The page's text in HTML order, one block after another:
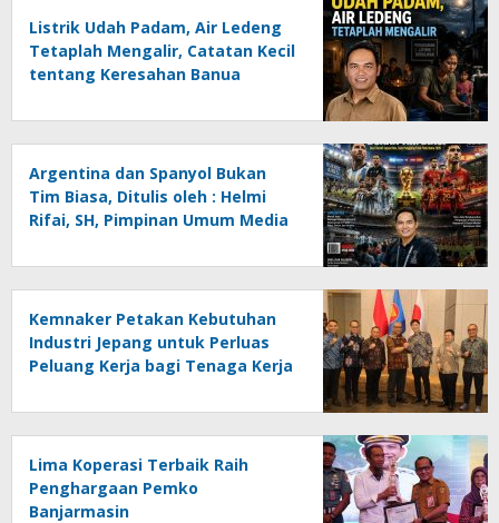
Listrik Udah Padam, Air Ledeng
Tetaplah Mengalir, Catatan Kecil
tentang Keresahan Banua
Ancaman Lingkungan, Oleh :
Helmi Rifai, SH
Argentina dan Spanyol Bukan
Tim Biasa, Ditulis oleh : Helmi
Rifai, SH, Pimpinan Umum Media
Kemnaker Petakan Kebutuhan
Industri Jepang untuk Perluas
Peluang Kerja bagi Tenaga Kerja
Lima Koperasi Terbaik Raih
Penghargaan Pemko
Banjarmasin